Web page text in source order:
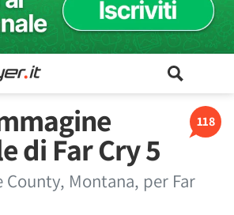
118
di Far Cry 5
Montana, per Far